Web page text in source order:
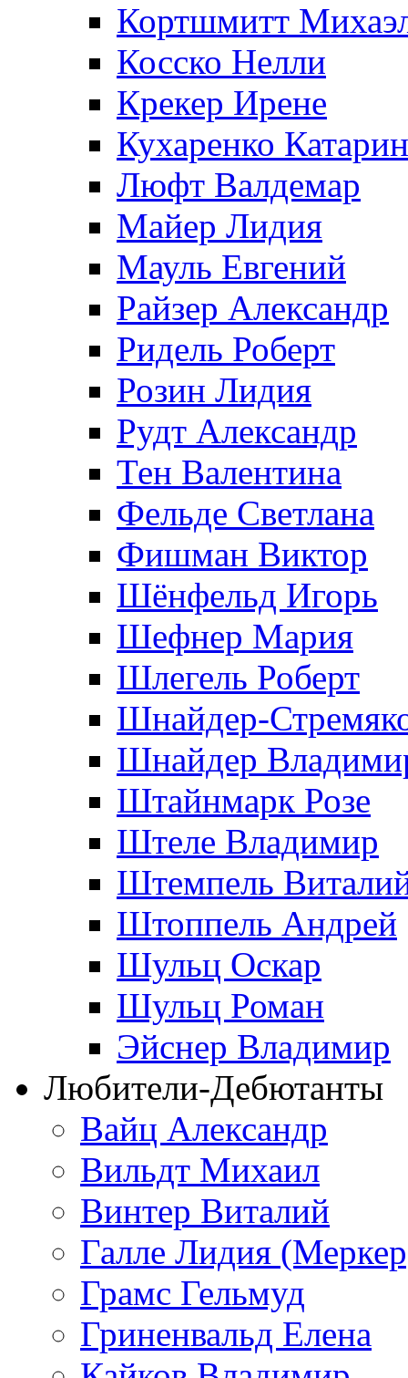
Кортшмитт
Косско Нелли
Крекер Ирене
Кухаренко
Люфт Валдемaр
Майер Лидия
Мауль Евгений
Райзер Александр
Ридель Роберт
Розин Лидия
Рудт Александр
Тен Валентина
Фельде Светлана
Фишман Виктор
Шёнфельд Игорь
Шефнер Мария
Шлегель Роберт
Шнайдер-
Шнайдер
Штайнмарк Розe
Штеле Владимир
Штемпель
Штоппель Андрей
Шульц Оскар
Шульц Роман
Эйснер Владимир
Любители-Дебютанты
Вайц Александр
Вильдт Михаил
Винтер Виталий
Галле Лидия
Грамс Гельмуд
Гриненвальд Елена